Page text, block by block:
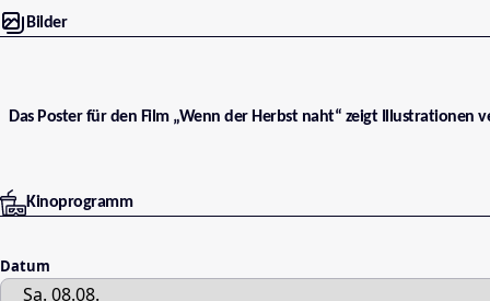
Bilder
Das Poster für den Film „Wenn der Herbst naht“ zeigt Illustrationen
Kinoprogramm
Datum